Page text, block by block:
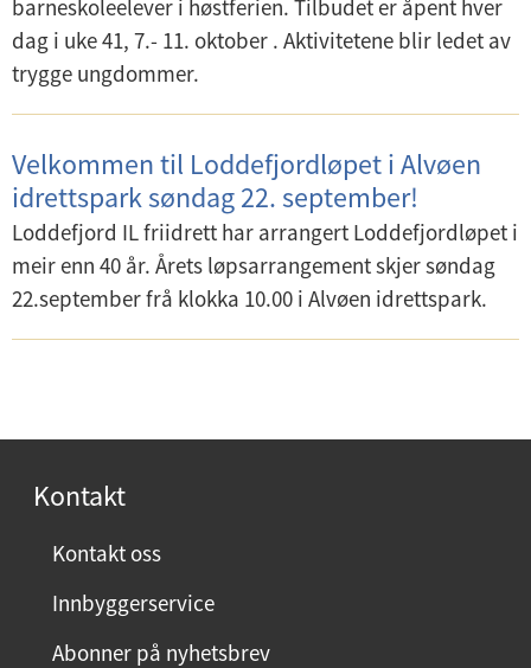
barneskoleelever i høstferien. Tilbudet er åpent hver
dag i uke 41, 7.- 11. oktober . Aktivitetene blir ledet av
trygge ungdommer.
Velkommen til Loddefjordløpet i Alvøen
idrettspark søndag 22. september!
Loddefjord IL friidrett har arrangert Loddefjordløpet i
meir enn 40 år. Årets løpsarrangement skjer søndag
22.september frå klokka 10.00 i Alvøen idrettspark.
Kontakt
Kontakt oss
Innbyggerservice
Abonner på nyhetsbrev